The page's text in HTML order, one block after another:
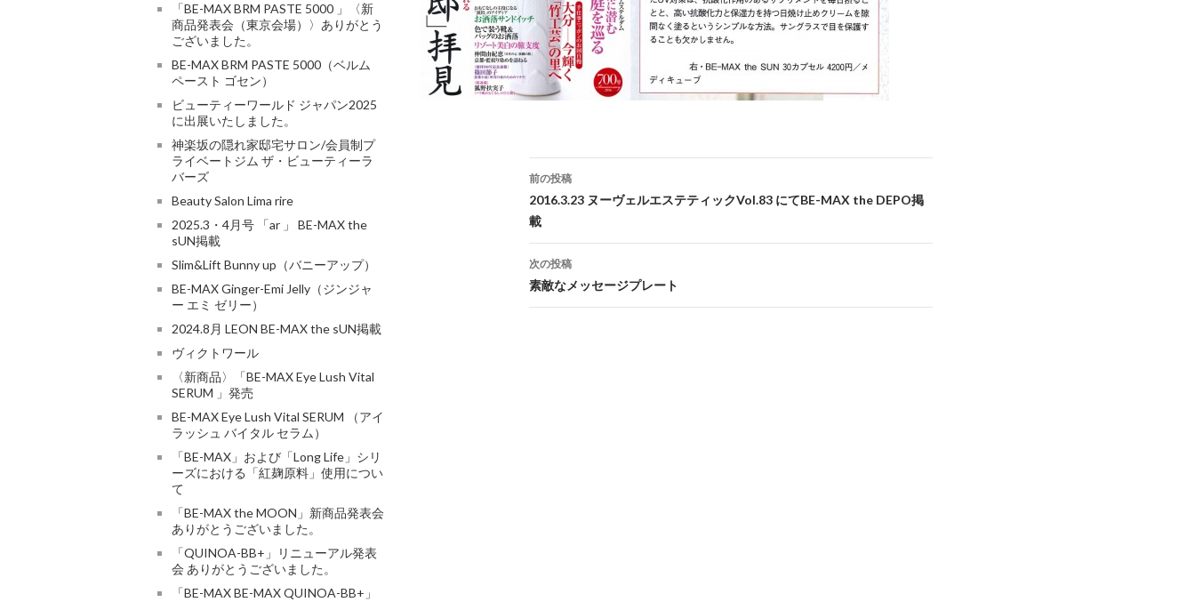
投稿ナビゲーション
前の投稿
2016.3.23 ヌーヴェルエステティックVol.83 にてBE-MAX the DEPO掲
載
次の投稿
素敵なメッセージプレート
「BE-MAX BRM PASTE 5000 」〈新
商品発表会（東京会場）〉ありがとう
ございました。
BE-MAX BRM PASTE 5000（ベルム
ペースト ゴセン）
ビューティーワールド ジャパン2025
に出展いたしました。
神楽坂の隠れ家邸宅サロン/会員制プ
ライベートジム ザ・ビューティーラ
バーズ
Beauty Salon Lima rire
2025.3・4月号 「ar 」 BE-MAX the
sUN掲載
Slim&Lift Bunny up（バニーアップ）
BE-MAX Ginger-Emi Jelly（ジンジャ
ー エミ ゼリー）
2024.8月 LEON BE-MAX the sUN掲載
ヴィクトワール
〈新商品〉「BE-MAX Eye Lush Vital
SERUM 」発売
BE-MAX Eye Lush Vital SERUM （アイ
ラッシュ バイタル セラム）
「BE-MAX」および「Long Life」シリ
ーズにおける「紅麹原料」使用につい
て
「BE-MAX the MOON」新商品発表会
ありがとうございました。
「QUINOA-BB+」リニューアル発表
会 ありがとうございました。
「BE-MAX BE-MAX QUINOA-BB+」